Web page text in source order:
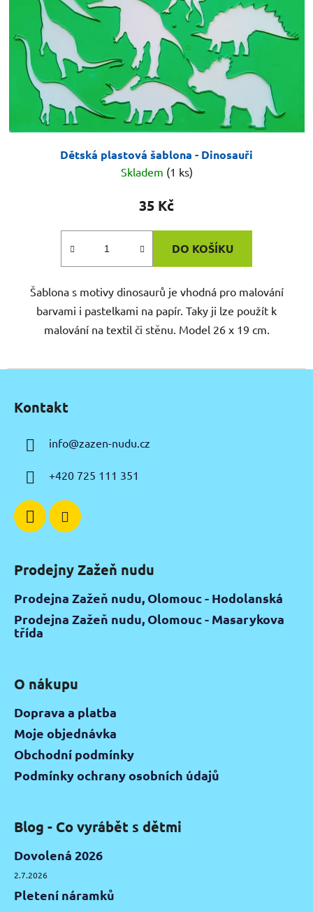
Dětská plastová šablona - Dinosauři
Skladem (1 ks)
35 Kč
DO KOŠÍKU
Šablona s motivy dinosaurů je vhodná pro malování
barvami i pastelkami na papír. Taky ji lze použít k
malování na textil či stěnu. Model 26 x 19 cm.
Kontakt
info@zazen-nudu.cz
+420 725 111 351
Prodejny Zažeň nudu
Prodejna Zažeň nudu, Olomouc - Hodolanská
Prodejna Zažeň nudu, Olomouc - Masarykova
třída
O nákupu
Doprava a platba
Moje objednávka
Obchodní podmínky
Podmínky ochrany osobních údajů
Blog - Co vyrábět s dětmi
Dovolená 2026
2.7.2026
Pletení náramků